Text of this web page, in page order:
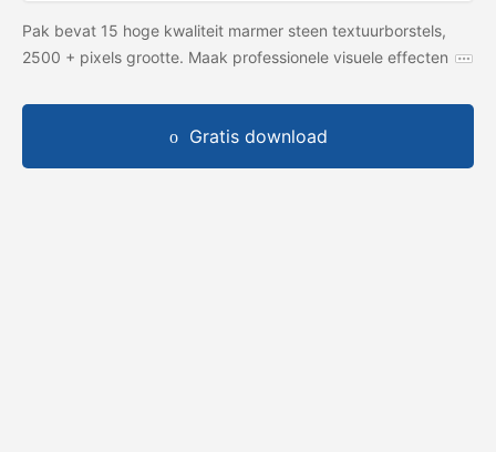
Pak bevat 15 hoge kwaliteit marmer steen textuurborstels,
2500 + pixels grootte. Maak professionele visuele effecten
Gratis download